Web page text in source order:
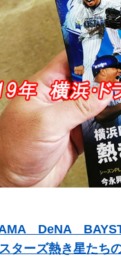
DeNA
ターズ熱き星たち